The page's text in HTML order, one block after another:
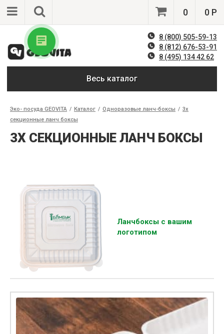
0 0 Р
8 (800) 505-59-13
8 (812) 676-53-91
8 (495) 134 42 62
Весь каталог
Эко- посуда GEOVITA / Каталог / Одноразовые ланч-боксы / 3x
секционные ланч боксы
3X СЕКЦИОННЫЕ ЛАНЧ БОКСЫ
Ланчбоксы с вашим
логотипом